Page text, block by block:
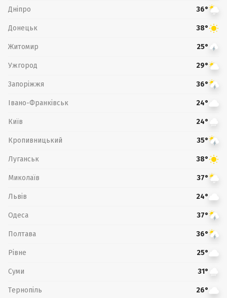
Дніпро 36°
Донецьк 38°
Житомир 25°
Ужгород 29°
Запоріжжя 36°
Івано-Франківськ 24°
Київ 24°
Кропивницький 35°
Луганськ 38°
Миколаїв 37°
Львів 24°
Одеса 37°
Полтава 36°
Рівне 25°
Суми 31°
Тернопіль 26°